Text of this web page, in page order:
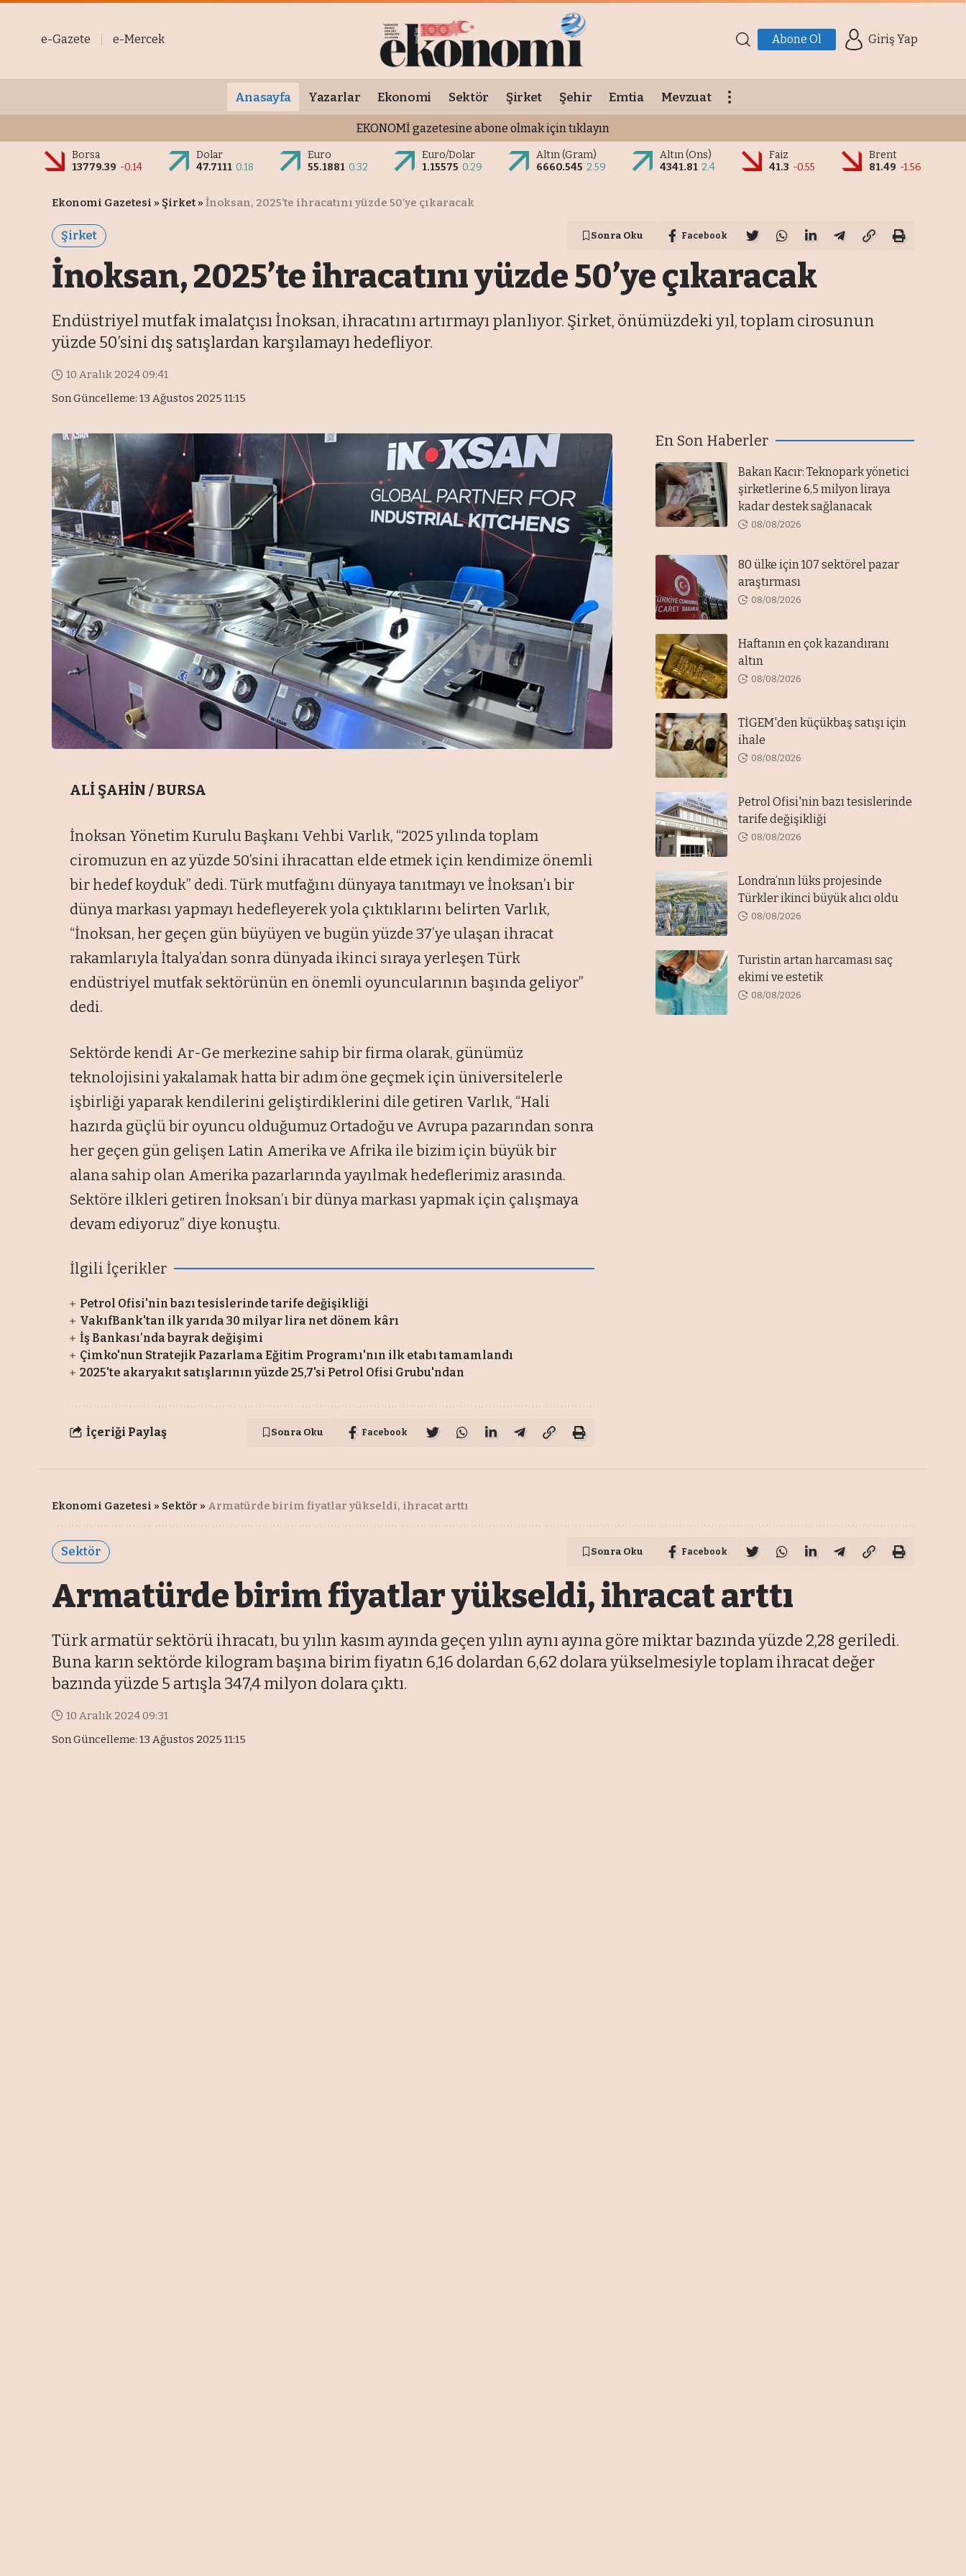
e-Gazete e-Mercek Abone Ol Giriş Yap
Anasayfa Yazarlar Ekonomi Sektör Şirket Şehir Emtia Mevzuat
EKONOMİ gazetesine abone olmak için tıklayın
Borsa
13779.39 -0.14
Dolar
47.7111 0.18
Euro
55.1881 0.32
Euro/Dolar
1.15575 0.29
Altın (Gram)
6660.545 2.59
Altın (Ons)
4341.81 2.4
Faiz
41.3 -0.55
Brent
81.49 -1.56
Ekonomi Gazetesi » Şirket » İnoksan, 2025’te ihracatını yüzde 50’ye çıkaracak
Şirket Sonra Oku Facebook
İnoksan, 2025’te ihracatını yüzde 50’ye çıkaracak
Endüstriyel mutfak imalatçısı İnoksan, ihracatını artırmayı planlıyor. Şirket, önümüzdeki yıl, toplam cirosunun
yüzde 50’sini dış satışlardan karşılamayı hedefliyor.
Son Güncelleme: 13 Ağustos 2025 11:15
10 Aralık 2024 09:41
ALİ ŞAHİN / BURSA
İnoksan Yönetim Kurulu Başkanı Vehbi Varlık, “2025 yılında toplam
ciromuzun en az yüzde 50’sini ihracattan elde etmek için kendimize önemli
bir hedef koyduk” dedi. Türk mutfağını dünyaya tanıtmayı ve İnoksan’ı bir
dünya markası yapmayı hedefleyerek yola çıktıklarını belirten Varlık,
“İnoksan, her geçen gün büyüyen ve bugün yüzde 37’ye ulaşan ihracat
rakamlarıyla İtalya’dan sonra dünyada ikinci sıraya yerleşen Türk
endüstriyel mutfak sektörünün en önemli oyuncularının başında geliyor”
dedi.
Sektörde kendi Ar-Ge merkezine sahip bir firma olarak, günümüz
teknolojisini yakalamak hatta bir adım öne geçmek için üniversitelerle
işbirliği yaparak kendilerini geliştirdiklerini dile getiren Varlık, “Hali
hazırda güçlü bir oyuncu olduğumuz Ortadoğu ve Avrupa pazarından sonra
her geçen gün gelişen Latin Amerika ve Afrika ile bizim için büyük bir
alana sahip olan Amerika pazarlarında yayılmak hedeflerimiz arasında.
Sektöre ilkleri getiren İnoksan’ı bir dünya markası yapmak için çalışmaya
devam ediyoruz” diye konuştu.
İlgili İçerikler
Petrol Ofisi'nin bazı tesislerinde tarife değişikliği
VakıfBank'tan ilk yarıda 30 milyar lira net dönem kârı
İş Bankası’nda bayrak değişimi
Çimko'nun Stratejik Pazarlama Eğitim Programı'nın ilk etabı tamamlandı
2025'te akaryakıt satışlarının yüzde 25,7'si Petrol Ofisi Grubu'ndan
İçeriği Paylaş Sonra Oku Facebook
En Son Haberler
Bakan Kacır: Teknopark yönetici
şirketlerine 6,5 milyon liraya
kadar destek sağlanacak
08/08/2026
80 ülke için 107 sektörel pazar
araştırması
08/08/2026
Haftanın en çok kazandıranı
altın
08/08/2026
TİGEM'den küçükbaş satışı için
ihale
08/08/2026
Petrol Ofisi'nin bazı tesislerinde
tarife değişikliği
08/08/2026
Londra’nın lüks projesinde
Türkler ikinci büyük alıcı oldu
08/08/2026
Turistin artan harcaması saç
ekimi ve estetik
08/08/2026
Ekonomi Gazetesi » Sektör » Armatürde birim fiyatlar yükseldi, ihracat arttı
Sektör Sonra Oku Facebook
Armatürde birim fiyatlar yükseldi, ihracat arttı
Türk armatür sektörü ihracatı, bu yılın kasım ayında geçen yılın aynı ayına göre miktar bazında yüzde 2,28 geriledi.
Buna karın sektörde kilogram başına birim fiyatın 6,16 dolardan 6,62 dolara yükselmesiyle toplam ihracat değer
bazında yüzde 5 artışla 347,4 milyon dolara çıktı.
Son Güncelleme: 13 Ağustos 2025 11:15
10 Aralık 2024 09:31